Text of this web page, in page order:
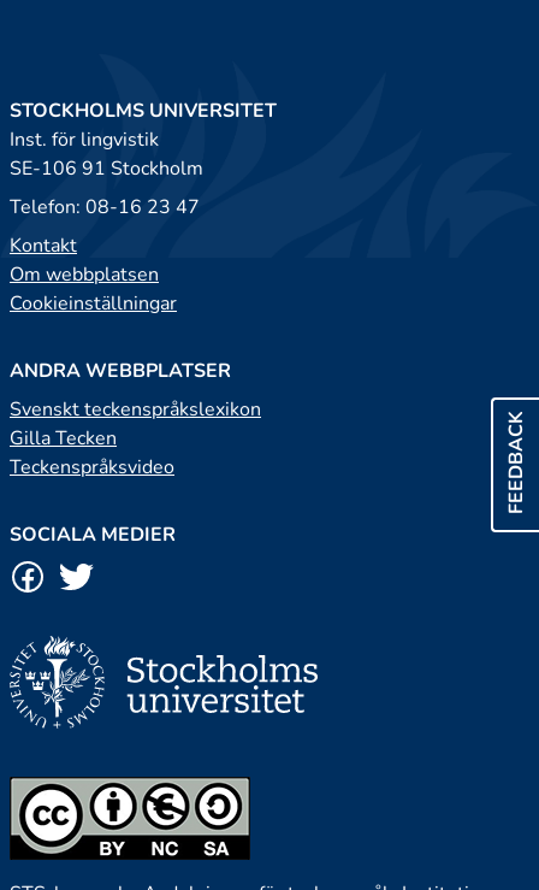
FEEDBACK
STOCKHOLMS UNIVERSITET
Inst. för lingvistik
SE-106 91 Stockholm
Telefon: 08-16 23 47
Kontakt
Om webbplatsen
Cookieinställningar
ANDRA WEBBPLATSER
Svenskt teckenspråkslexikon
Gilla Tecken
Teckenspråksvideo
SOCIALA MEDIER